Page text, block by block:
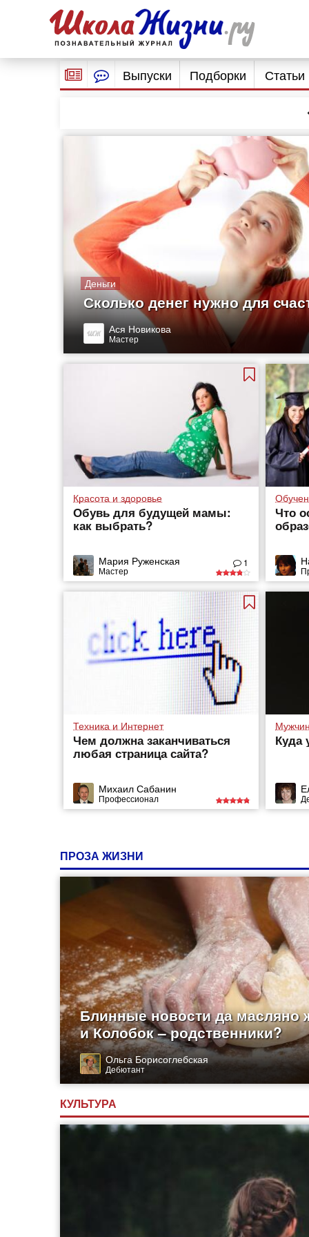
Выпуски Подборки Статьи
Деньги
Сколько денег нужно для
Ася Новикова
Мастер
Красота и здоровье
Обувь для будущей мамы:
как выбрать?
Мария Руженская
Мастер
1
Что
Техника и Интернет
Чем должна заканчиваться
любая страница сайта?
Михаил Сабанин
Профессионал
Куда
ПРОЗА ЖИЗНИ
Блинные новости да масляно
и Колобок – родственники?
Ольга Борисоглебская
Дебютант
КУЛЬТУРА